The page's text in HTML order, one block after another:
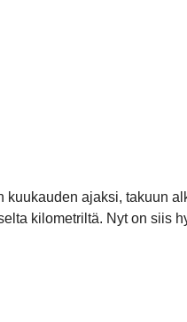
ajaksi, takuun
kilometriltä. Nyt on siis